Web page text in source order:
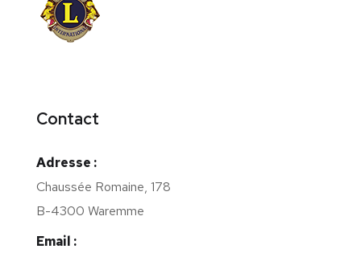
Contact
Adresse :
Chaussée Romaine, 178
B-4300 Waremme
Email :